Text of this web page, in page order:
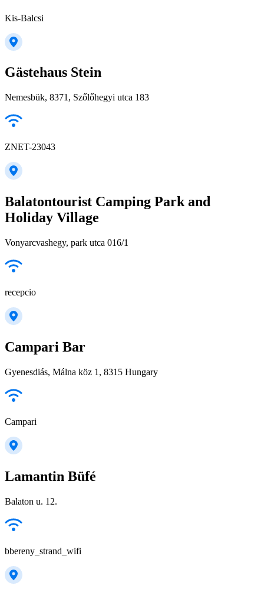
Kis-Balcsi
Gästehaus Stein
Nemesbük, 8371, Szőlőhegyi utca 183
ZNET-23043
Balatontourist Camping Park and
Holiday Village
Vonyarcvashegy, park utca 016/1
recepcio
Campari Bar
Gyenesdiás, Málna köz 1, 8315 Hungary
Campari
Lamantin Büfé
Balaton u. 12.
bbereny_strand_wifi